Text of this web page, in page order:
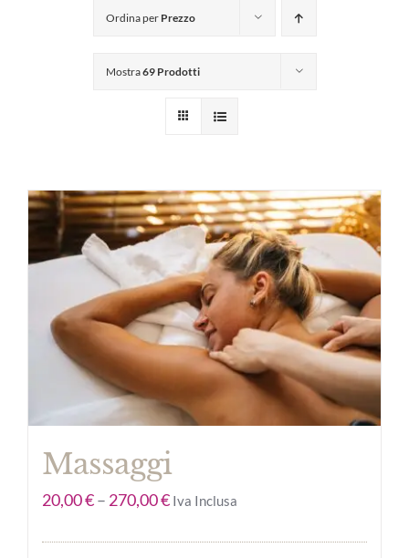
Ordina per Prezzo
Mostra69 Prodotti
Massaggi
20,00€– 270,00€ Iva Inclusa